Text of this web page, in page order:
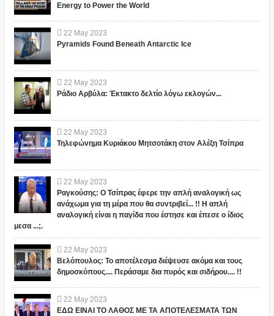
Energy to Power the World
22 May 2023
Pyramids Found Beneath Antarctic Ice
22 May 2023
Ράδιο Αρβύλα: Έκτακτο δελτίο λόγω εκλογών...
22 May 2023
Τηλεφώνημα Κυριάκου Μητσοτάκη στον Αλέξη Τσίπρα
22 May 2023
Ραγκούσης: Ο Τσίπρας έφερε την απλή αναλογική ως
ανάχωμα για τη μέρα που θα συντριβεί... !! Η απλή
αναλογική είναι η παγίδα που έστησε και έπεσε ο ίδιος
μεσα ...;.
22 May 2023
Βελόπουλος: Το αποτέλεσμα διέψευσε ακόμα και τους
δημοσκόπους.... Περάσαμε δια πυρός και σιδήρου.... !!
22 May 2023
ΕΔΩ ΕΙΝΑΙ ΤΟ ΛΑΘΟΣ ΜΕ ΤΑ ΑΠΟΤΕΛΕΣΜΑΤΑ ΤΩΝ